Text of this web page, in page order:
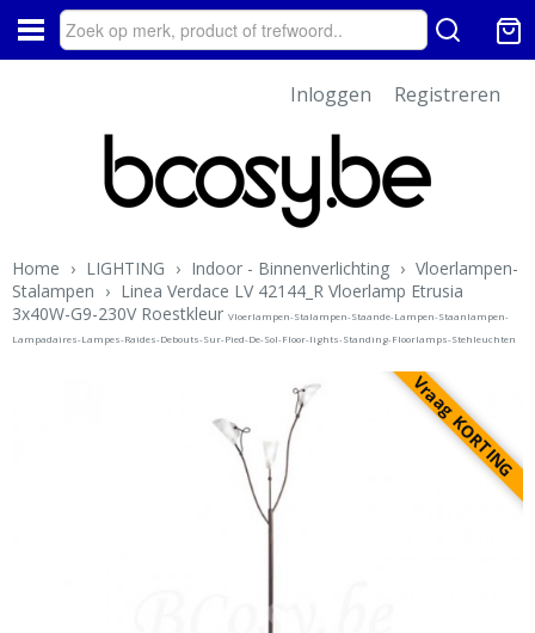
Inloggen Registreren
Home › LIGHTING › Indoor - Binnenverlichting › Vloerlampen-
Stalampen › Linea Verdace LV 42144_R Vloerlamp Etrusia
3x40W-G9-230V Roestkleur Vloerlampen-Stalampen-Staande-Lampen-Staanlampen-
Lampadaires-Lampes-Raides-Debouts-Sur-Pied-De-Sol-Floor-lights-Standing-Floorlamps-Stehleuchten
Vraag KORTING